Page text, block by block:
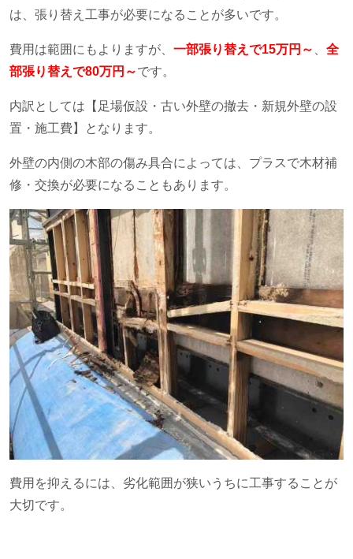
は、張り替え工事が必要になることが多いです。
費用は範囲にもよりますが、 一部張り替えで15万円～
全
部張り替えで80万円～です。
内訳としては【足場仮設・古い外壁の撤去・新規外壁の設
置・施工費】となります。
外壁の内側の木部の傷み具合によっては、プラスで木材補
修・交換が必要になることもあります。
費用を抑えるには、劣化範囲が狭いうちに工事することが
大切です。